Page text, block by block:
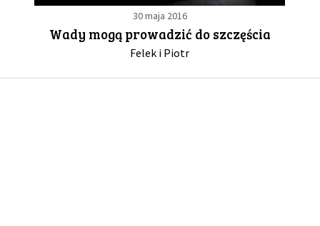
GALERIA
DRUŻYNA
30 maja 2016
Wady mogą prowadzić do szczęścia
Felek i Piotr